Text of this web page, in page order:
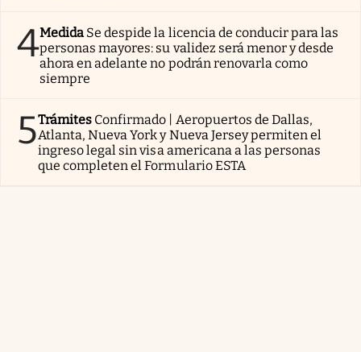
4Medida Se despide la licencia de conducir para las
personas mayores: su validez será menor y desde
ahora en adelante no podrán renovarla como
siempre
5Trámites Confirmado | Aeropuertos de Dallas,
Atlanta, Nueva York y Nueva Jersey permiten el
ingreso legal sin visa americana a las personas
que completen el Formulario ESTA